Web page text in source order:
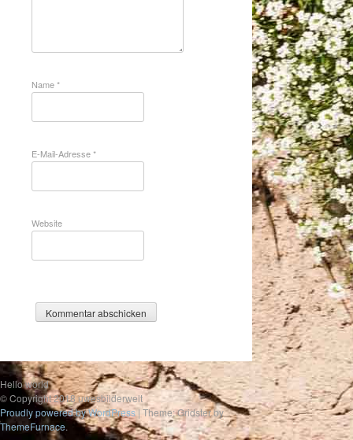
Name*
E-Mail-Adresse*
Website
Hello world
© Copyright 2018 uwesbilderwelt
Proudly powered by WordPress|Theme: Gridster by
ThemeFurnace.